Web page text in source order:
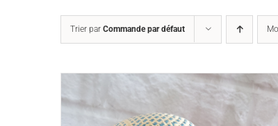
Trier par Commande par défaut